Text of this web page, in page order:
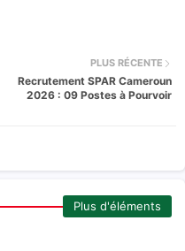
PLUS RÉCENTE
Recrutement SPAR Cameroun
2026 : 09 Postes à Pourvoir
Plus d'éléments